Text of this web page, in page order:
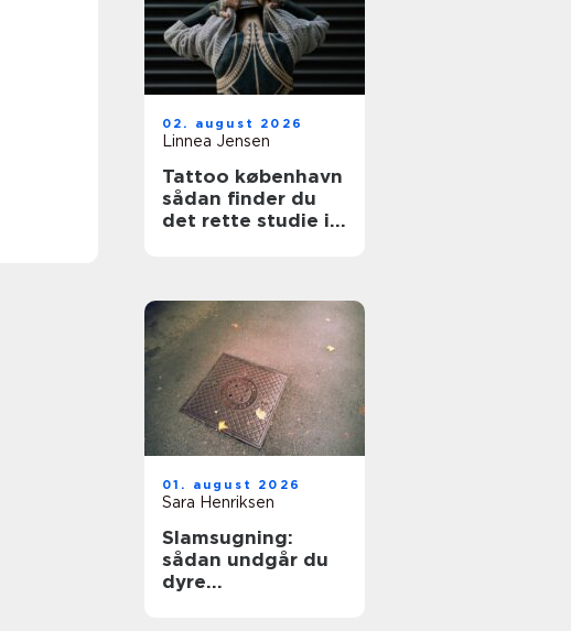
02. august 2026
Linnea Jensen
Tattoo københavn
sådan finder du
det rette studie i
01. august 2026
Sara Henriksen
Slamsugning:
sådan undgår du
dyre